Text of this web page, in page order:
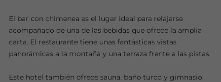
El bar con chimenea es el lugar ideal para relajarse
acompañado de una de las bebidas que ofrece la amplia
carta. El restaurante tiene unas fantásticas vistas
panorámicas a la montaña y una terraza frente a las pistas.
Este hotel también ofrece sauna, baño turco y gimnasio.